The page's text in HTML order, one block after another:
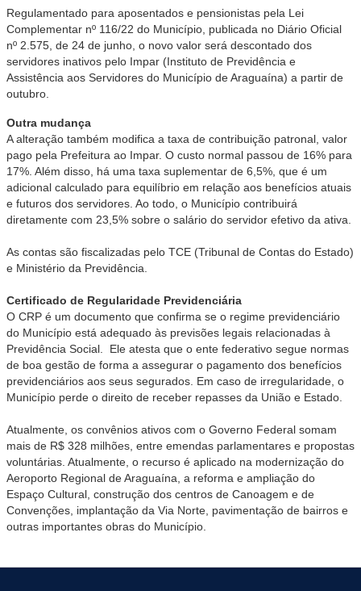
Regulamentado para aposentados e pensionistas pela Lei
Complementar nº 116/22 do Município, publicada no Diário Oficial
nº 2.575, de 24 de junho, o novo valor será descontado dos
servidores inativos pelo Impar (Instituto de Previdência e
Assistência aos Servidores do Município de Araguaína) a partir de
outubro.
Outra mudança
A alteração também modifica a taxa de contribuição patronal, valor
pago pela Prefeitura ao Impar. O custo normal passou de 16% para
17%. Além disso, há uma taxa suplementar de 6,5%, que é um
adicional calculado para equilíbrio em relação aos benefícios atuais
e futuros dos servidores. Ao todo, o Município contribuirá
diretamente com 23,5% sobre o salário do servidor efetivo da ativa.
As contas são fiscalizadas pelo TCE (Tribunal de Contas do Estado)
e Ministério da Previdência.
Certificado de Regularidade Previdenciária
O CRP é um documento que confirma se o regime previdenciário
do Município está adequado às previsões legais relacionadas à
Previdência Social. Ele atesta que o ente federativo segue normas
de boa gestão de forma a assegurar o pagamento dos benefícios
previdenciários aos seus segurados. Em caso de irregularidade, o
Município perde o direito de receber repasses da União e Estado.
Atualmente, os convênios ativos com o Governo Federal somam
mais de R$ 328 milhões, entre emendas parlamentares e propostas
voluntárias. Atualmente, o recurso é aplicado na modernização do
Aeroporto Regional de Araguaína, a reforma e ampliação do
Espaço Cultural, construção dos centros de Canoagem e de
Convenções, implantação da Via Norte, pavimentação de bairros e
outras importantes obras do Município.